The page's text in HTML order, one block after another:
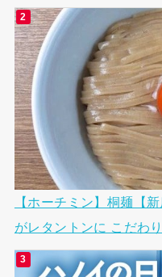
【ホーチミン】桐麺【
がレタントンに こだわ